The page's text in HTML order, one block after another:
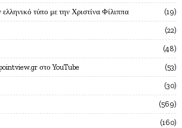
ελληνικό τύπο με την Χριστίνα Φίλιππα 19
22
48
στο YouTube 53
30
569
160